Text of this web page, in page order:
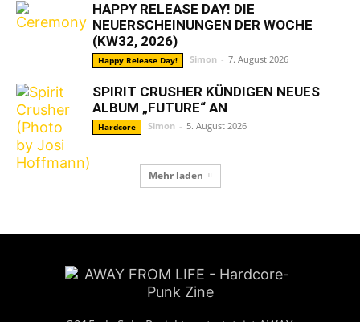
HAPPY RELEASE DAY! DIE
NEUERSCHEINUNGEN DER WOCHE
(KW32, 2026)
Happy Release Day! Simon - 7. August 2026
SPIRIT CRUSHER KÜNDIGEN NEUES
ALBUM „FUTURE“ AN
Hardcore Simon - 5. August 2026
Mehr laden